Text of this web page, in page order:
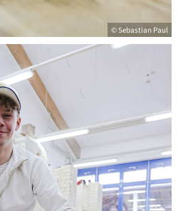
© Sebastian Paul